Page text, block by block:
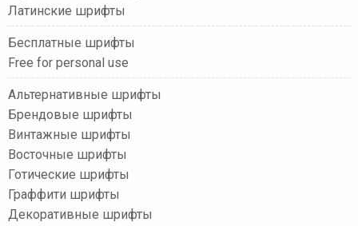
Латинские шрифты
Бесплатные шрифты
Free for personal use
Альтернативные шрифты
Брендовые шрифты
Винтажные шрифты
Восточные шрифты
Готические шрифты
Граффити шрифты
Декоративные шрифты